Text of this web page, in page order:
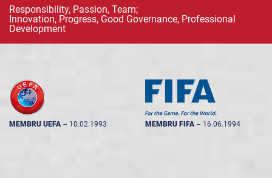
Responsibility, Passion, Team;
Innovation, Progress, Good Governance, Professional
Development
MEMBRU UEFA -- 10.02.1993 MEMBRU FIFA -- 16.06.1994